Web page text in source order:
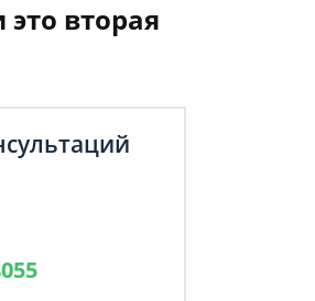
вторая